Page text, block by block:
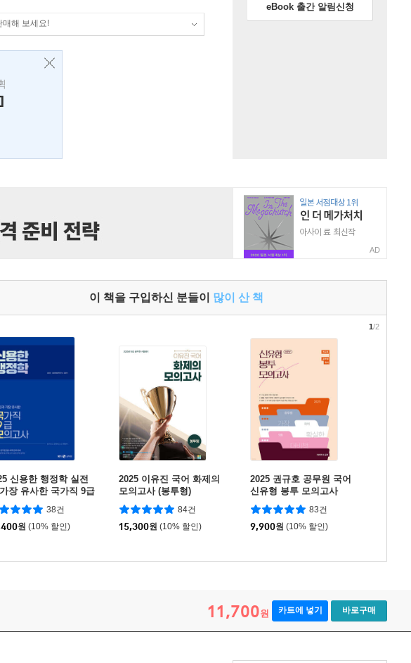
매해 보세요!
eBook 출간 알림신청
AD
이 책을 구입하신 분들이 많이 산 책
신용한 행정학 실전
장 유사한 국가직 9급
고사
38건
원 (10% 할인)
2025 이유진 국어 화제의
모의고사 (봉투형)
84건
15,300원 (10% 할인)
2025 권규호 공무원 국어
신유형 봉투 모의고사
83건
9,900원 (10% 할인)
1/2
11,700원 카트에 넣기 바로구매